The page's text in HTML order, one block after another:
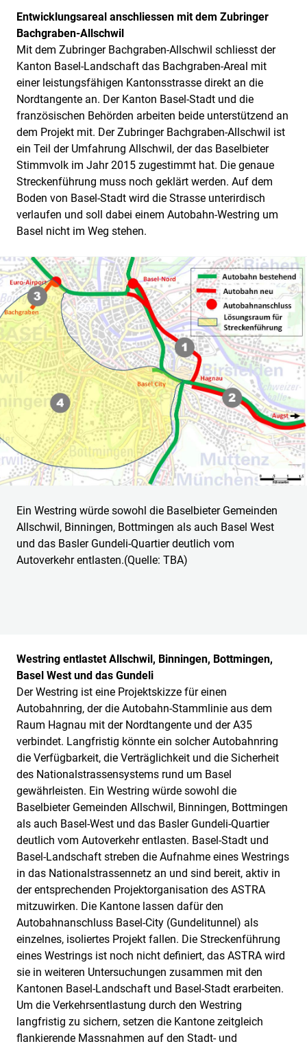
Entwicklungsareal anschliessen mit dem Zubringer
Bachgraben-Allschwil
Mit dem Zubringer Bachgraben-Allschwil schliesst der
Kanton Basel-Landschaft das Bachgraben-Areal mit
einer leistungsfähigen Kantonsstrasse direkt an die
Nordtangente an. Der Kanton Basel-Stadt und die
französischen Behörden arbeiten beide unterstützend an
dem Projekt mit. Der Zubringer Bachgraben-Allschwil ist
ein Teil der Umfahrung Allschwil, der das Baselbieter
Stimmvolk im Jahr 2015 zugestimmt hat. Die genaue
Streckenführung muss noch geklärt werden. Auf dem
Boden von Basel-Stadt wird die Strasse unterirdisch
verlaufen und soll dabei einem Autobahn-Westring um
Basel nicht im Weg stehen.
Ein Westring würde sowohl die Baselbieter Gemeinden
Allschwil, Binningen, Bottmingen als auch Basel West
und das Basler Gundeli-Quartier deutlich vom
Autoverkehr entlasten.(Quelle: TBA)
Westring entlastet Allschwil, Binningen, Bottmingen,
Basel West und das Gundeli
Der Westring ist eine Projektskizze für einen
Autobahnring, der die Autobahn-Stammlinie aus dem
Raum Hagnau mit der Nordtangente und der A35
verbindet. Langfristig könnte ein solcher Autobahnring
die Verfügbarkeit, die Verträglichkeit und die Sicherheit
des Nationalstrassensystems rund um Basel
gewährleisten. Ein Westring würde sowohl die
Baselbieter Gemeinden Allschwil, Binningen, Bottmingen
als auch Basel-West und das Basler Gundeli-Quartier
deutlich vom Autoverkehr entlasten. Basel-Stadt und
Basel-Landschaft streben die Aufnahme eines Westrings
in das Nationalstrassennetz an und sind bereit, aktiv in
der entsprechenden Projektorganisation des ASTRA
mitzuwirken. Die Kantone lassen dafür den
Autobahnanschluss Basel-City (Gundelitunnel) als
einzelnes, isoliertes Projekt fallen. Die Streckenführung
eines Westrings ist noch nicht definiert, das ASTRA wird
sie in weiteren Untersuchungen zusammen mit den
Kantonen Basel-Landschaft und Basel-Stadt erarbeiten.
Um die Verkehrsentlastung durch den Westring
langfristig zu sichern, setzen die Kantone zeitgleich
flankierende Massnahmen auf den Stadt- und